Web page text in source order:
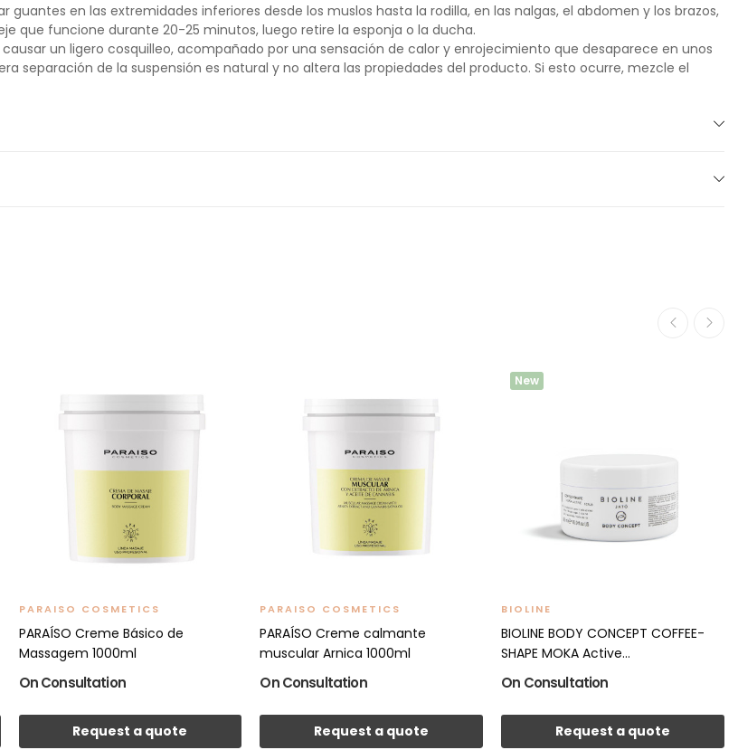
en las extremidades inferiores desde los muslos hasta la rodilla, en las nalgas, el abdomen y los brazos,
que funcione durante 20-25 minutos, luego retire la esponja o la ducha.
un ligero cosquilleo, acompañado por una sensación de calor y enrojecimiento que desaparece en unos
separación de la suspensión es natural y no altera las propiedades del producto. Si esto ocurre, mezcle el
PARAISO COSMETICS
PARAÍSO Creme Básico de
Massagem 1000ml
On Consultation
Request a quote
PARAISO COSMETICS
PARAÍSO Creme calmante
muscular Arnica 1000ml
On Consultation
Request a quote
New
BIOLINE
BIOLINE BODY CONCEPT COFFEE-
SHAPE MOKA Active...
On Consultation
Request a quote